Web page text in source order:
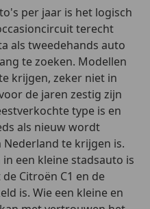
per jaar is het logisch
terecht
als tweedehands auto
te zoeken. Modellen
krijgen, zeker niet in
de jaren zestig zijn
type is en
als nieuw wordt
te krijgen is.
een kleine stadsauto is
Citroën C1 en de
is. Wie een kleine en